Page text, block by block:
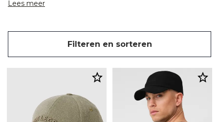
Lees meer
Filteren en sorteren